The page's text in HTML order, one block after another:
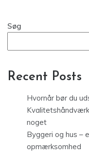
Søg
Recent Posts
Hvornår bør du
noget
Byggeri og hus –
opmærksomhed